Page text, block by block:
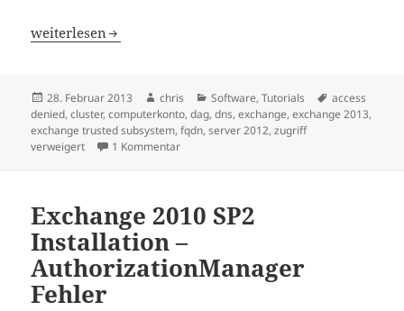
Exchange 2013 DAG – Fehlermeldungen
weiterlesen
Veröffentlicht
am
28. Februar 2013 Autor
chris Kategorien
Software,Tutorials Schlagwörter
access
denied,cluster,computerkonto,dag,dns,exchange,exchange 2013,
exchange trusted subsystem,fqdn,server 2012,zugriff
verweigert
1 Kommentarzu Exchange 2013 DAG – Fehlermeldungen
Exchange 2010 SP2
Installation –
AuthorizationManager
Fehler